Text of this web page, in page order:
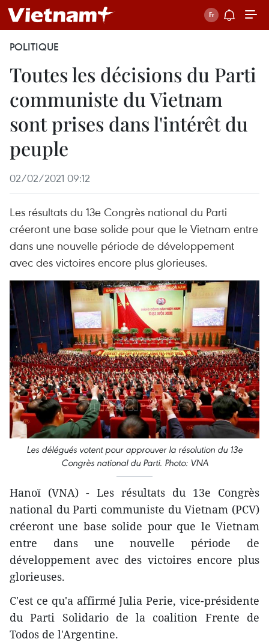
POLITIQUE
Toutes les décisions du Parti
communiste du Vietnam
sont prises dans l'intérêt du
peuple
02/02/2021 09:12
Les résultats du 13e Congrès national du Parti
créeront une base solide pour que le Vietnam entre
dans une nouvelle période de développement
avec des victoires encore plus glorieuses.
Les délégués votent pour approuver la résolution du 13e
Congrès national du Parti. Photo: VNA
Hanoï (VNA) - Les résultats du 13e Congrès
national du Parti communiste du Vietnam (PCV)
créeront une base solide pour que le Vietnam
entre dans une nouvelle période de
développement avec des victoires encore plus
glorieuses.
C'est ce qu'a affirmé Julia Perie, vice-présidente
du Parti Solidario de la coalition Frente de
Todos de l'Argentine.